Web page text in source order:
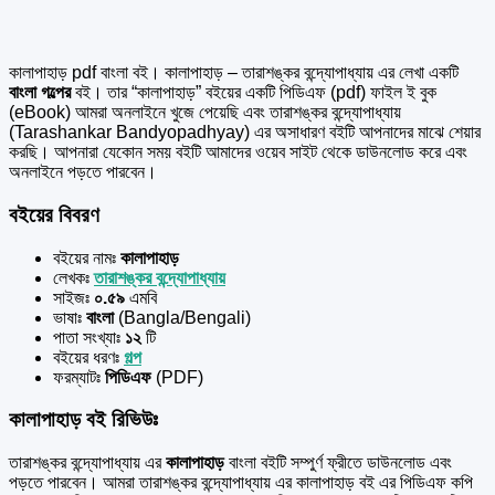
কালাপাহাড় pdf বাংলা বই। কালাপাহাড় – তারাশঙ্কর বন্দ্যোপাধ্যায় এর লেখা একটি
বাংলা গল্পেরবই। তার “কালাপাহাড়” বইয়ের একটি পিডিএফ (pdf) ফাইল ই বুক
(eBook) আমরা অনলাইনে খুজে পেয়েছি এবং তারাশঙ্কর বন্দ্যোপাধ্যায়
(Tarashankar Bandyopadhyay) এর অসাধারণ বইটি আপনাদের মাঝে শেয়ার
করছি। আপনারা যেকোন সময় বইটি আমাদের ওয়েব সাইট থেকে ডাউনলোড করে এবং
অনলাইনে পড়তে পারবেন।
বইয়ের বিবরণ
বইয়ের নামঃ কালাপাহাড়
লেখকঃতারাশঙ্কর বন্দ্যোপাধ্যায়
সাইজঃ ০.৫৯ এমবি
ভাষাঃ বাংলা (Bangla/Bengali)
পাতা সংখ্যাঃ ১২ টি
বইয়ের ধরণঃ গল্প
ফরম্যাটঃ পিডিএফ (PDF)
কালাপাহাড় বই রিভিউঃ
তারাশঙ্কর বন্দ্যোপাধ্যায় এরকালাপাহাড়বাংলা বইটি সম্পুর্ণ ফ্রীতে ডাউনলোড এবং
পড়তে পারবেন। আমরা তারাশঙ্কর বন্দ্যোপাধ্যায় এর কালাপাহাড় বই এর পিডিএফ কপি